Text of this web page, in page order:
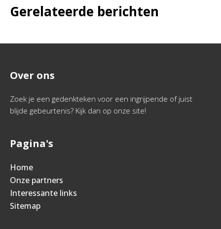
Gerelateerde berichten
Over ons
Zoek je een gedenkteken voor een ingrijpende of juist
blijde gebeurtenis? Kijk dan op onze site!
Pagina's
Home
Onze partners
Interessante links
Sitemap